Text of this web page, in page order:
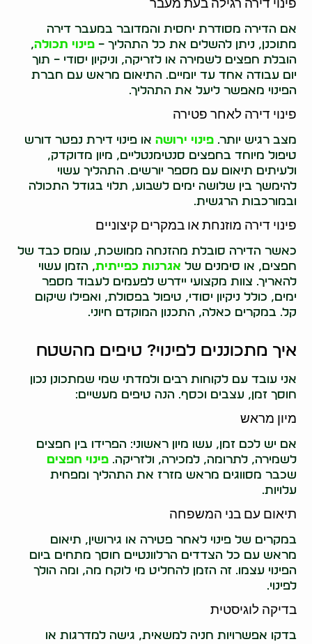
אם הדירה מסודרת יחסית והמדובר במעבר דירה
מתוכנן, ניתן להשלים את כל התהליך –פינוי תכולה,
הובלת חפצים לשמירה או לזריקה, וניקיון יסודי – תוך
יום עבודה אחד עד יומיים. התיאום מראש עם חברת
הפינוי מאפשר ליעל את התהליך.
פינוי דירה לאחר פטירה
מצב רגיש יותר.פינוי ירושה או פינוי דירת נפטר דורש
טיפול מיוחד בחפצים סנטימנטליים, מיון מדוקדק,
ולעיתים תיאום עם מספר יורשים. התהליך עשוי
להימשך בין שלושה ימים לשבוע, תלוי בגודל התכולה
ובמורכבות הרגשית.
פינוי דירה מוזנחת או במקרים קיצוניים
כאשר הדירה סובלת מהזנחה ממושכת, עומס כבד של
חפצים, או סימנים של אגרנות כפייתית, הזמן עשוי
להאריך. צוות מקצועי יידרש לפעמים לעבוד מספר
ימים, כולל ניקיון יסודי, טיפול בפסולת, ואפילו שיקום
קל. במקרים כאלה, התכנון המוקדם חיוני.
איך מתכוננים לפינוי? טיפים מהשטח
אני עובד עם לקוחות רבים ולמדתי שמי שמתכונן נכון
חוסך זמן, עצבים וכסף. הנה טיפים מעשיים:
מיון מראש
אם יש לכם זמן, עשו מיון ראשוני: הפרידו בין חפצים
לשמירה, לתרומה, למכירה, ולזריקה.פינוי חפצים
שכבר מסווגים מראש מזרז את התהליך ומפחית
עלויות.
תיאום עם בני המשפחה
במקרים של פינוי לאחר פטירה או גירושין, תיאום
מראש עם כל הצדדים הרלוונטיים חוסך מתחים ביום
הפינוי עצמו. זה הזמן להחליט מי לוקח מה, ומה הולך
לפינוי.
בדיקה לוגיסטית
בדקו אפשרויות חניה למשאית, גישה למדרגות או